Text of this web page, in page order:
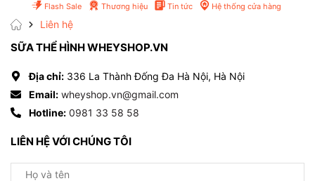
Flash Sale Thương hiệu Tin tức Hệ thống cửa hàng
Liên hệ
SỮA THỂ HÌNH WHEYSHOP.VN
Địa chỉ: 336 La Thành Đống Đa Hà Nội, Hà Nội
Email: wheyshop.vn@gmail.com
Hotline: 0981 33 58 58
LIÊN HỆ VỚI CHÚNG TÔI